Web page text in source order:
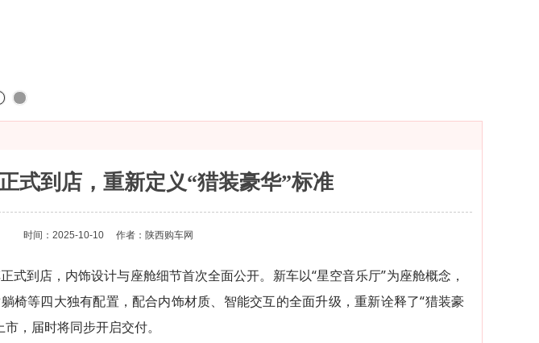
式到店，重新定义“猎装豪华”标准
时间：2025-10-10 作者：陕西购车网
式到店，内饰设计与座舱细节首次全面公开。新车以“星空音乐厅”为座舱概念，
椅等四大独有配置，配合内饰材质、智能交互的全面升级，重新诠释了“猎装豪
，届时将同步开启交付。